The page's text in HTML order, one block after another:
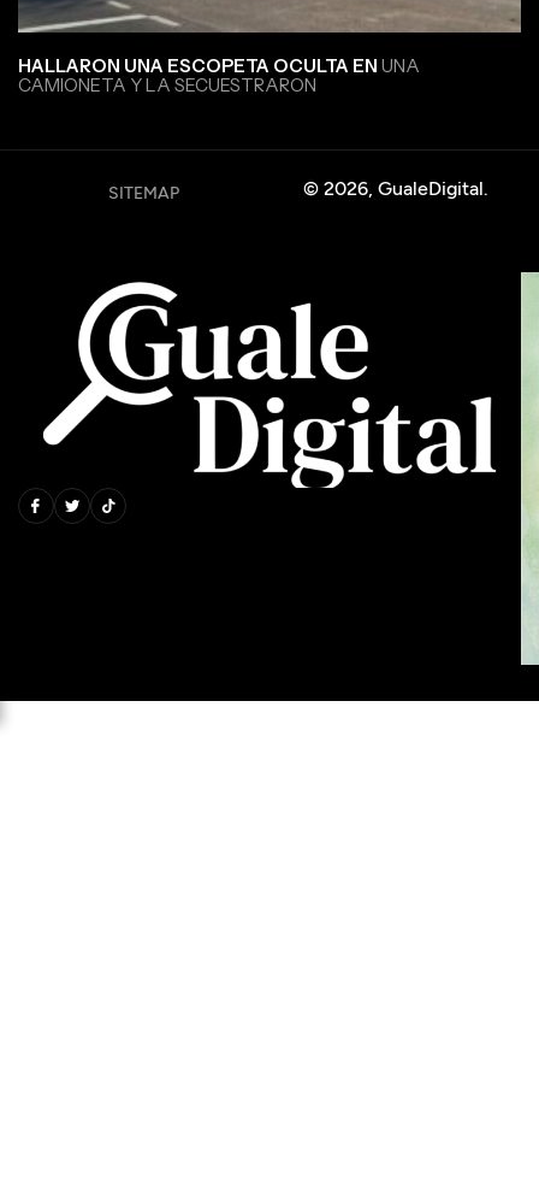
HALLARON UNA ESCOPETA OCULTA EN UNA
CAMIONETA Y LA SECUESTRARON
© 2026, GualeDigital.
SITEMAP